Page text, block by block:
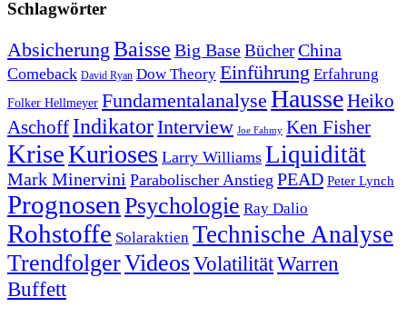
Schlagwörter
Absicherung Baisse Big BaseBücherChina
Comeback David Ryan Dow Theory Einführung Erfahrung
Folker Hellmeyer Fundamentalanalyse HausseHeiko
Aschoff IndikatorInterview Joe Fahmy Ken Fisher
KriseKurioses Larry Williams Liquidität
Mark Minervini Parabolischer Anstieg PEAD Peter Lynch
Prognosen Psychologie Ray Dalio
Rohstoffe Solaraktien Technische Analyse
TrendfolgerVideosVolatilitätWarren
Buffett